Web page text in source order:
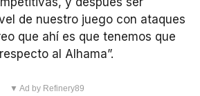
de nuestro juego con ataques
que ahí es que tenemos que
al Alhama”.
▼ Ad by Refinery89